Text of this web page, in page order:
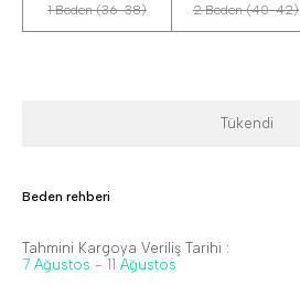
1 Beden (36-38) 2 Beden (40-42)
Tükendi
Beden rehberi
Tahmini Kargoya Veriliş Tarihi :
7 Ağustos - 11 Ağustos